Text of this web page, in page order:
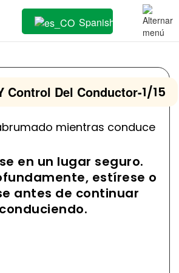
Spanish
Control Del Conductor-1/15
mientras conduce
en un lugar seguro.
estírese o
antes de continuar
conduciendo.